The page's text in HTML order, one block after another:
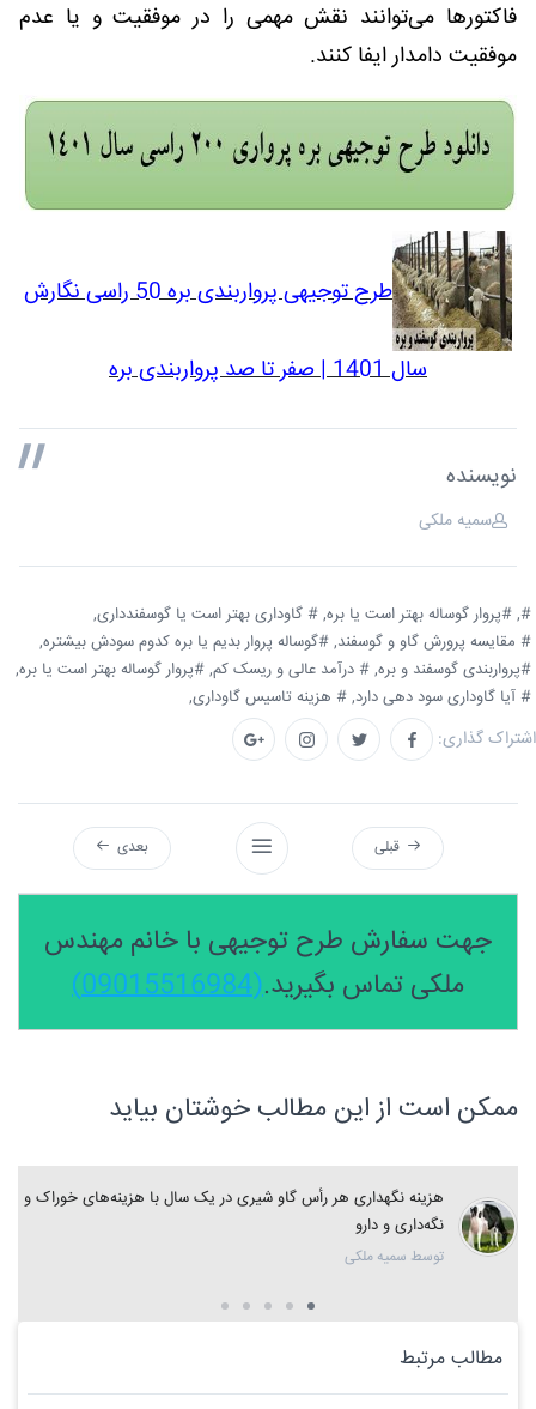
فاکتورها می‌توانند نقش مهمی را در موفقیت و یا عدم
موفقیت دامدار ایفا کنند.
طرح توجیهی پرواربندی بره 50 راسی نگارش
سال 1401 | صفر تا صد پرواربندی بره
نویسنده
سمیه ملکی
#, #پروار گوساله بهتر است یا بره, # گاوداری بهتر است یا گوسفندداری,
# مقایسه پرورش گاو و گوسفند, #گوساله پروار بدیم یا بره کدوم سودش بیشتره,
#پرواربندی گوسفند و بره, # درآمد عالی و ریسک کم, #پروار گوساله بهتر است یا بره,
# آیا گاوداری سود دهی دارد, # هزینه تاسیس گاوداری,
اشتراک گذاری:
قبلی بعدی
جهت سفارش طرح توجیهی با خانم مهندس
ملکی تماس بگیرید.(09015516984)
ممکن است از این مطالب خوشتان بیاید
هزینه نگهداری هر رأس گاو شیری در یک سال با هزینه‌های خوراک و
نگه‌داری و دارو
توسط سمیه ملکی
مطالب مرتبط